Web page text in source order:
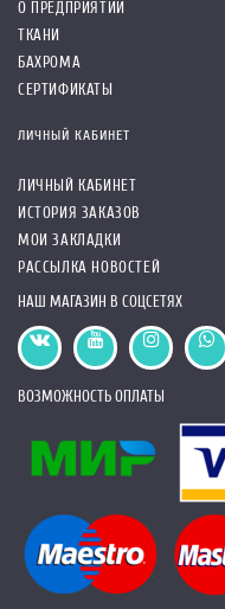
О ПРЕДПРИЯТИИ
ТКАНИ
БАХРОМА
СЕРТИФИКАТЫ
ЛИЧНЫЙ КАБИНЕТ
ЛИЧНЫЙ КАБИНЕТ
ИСТОРИЯ ЗАКАЗОВ
МОИ ЗАКЛАДКИ
РАССЫЛКА НОВОСТЕЙ
НАШ МАГАЗИН В СОЦСЕТЯХ
ВОЗМОЖНОСТЬ ОПЛАТЫ